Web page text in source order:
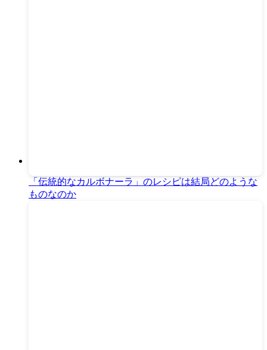
「伝統的なカルボナーラ」のレシピは結局どのような
ものなのか